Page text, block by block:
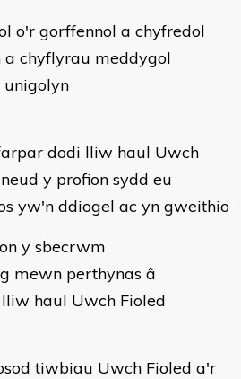
o'r gorffennol a chyfredol
a chyflyrau meddygol
dodi lliw haul Uwch
y profion sydd eu
yw'n ddiogel ac yn gweithio
y sbecrwm
mewn perthynas â
haul Uwch Fioled
tiwbiau Uwch Fioled a'r